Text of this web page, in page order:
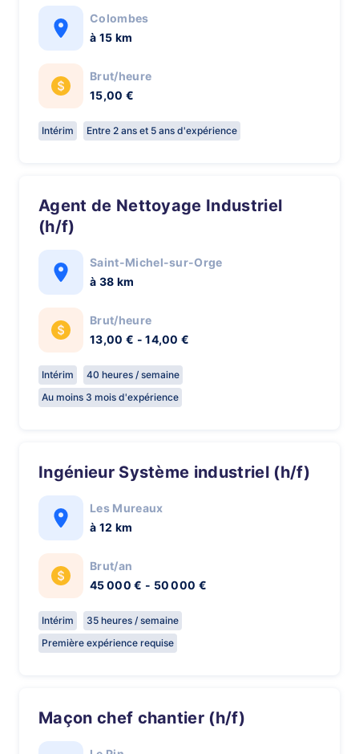
Colombes
à 15 km
Brut/heure
15,00 €
Intérim Entre 2 ans et 5 ans d'expérience
Agent de Nettoyage Industriel
(h/f)
Saint-Michel-sur-Orge
à 38 km
Brut/heure
13,00 € - 14,00 €
Intérim
40 heures / semaine
Au moins 3 mois d'expérience
Ingénieur Système industriel (h/f)
Les Mureaux
à 12 km
Brut/an
45 000 € - 50 000 €
Intérim
35 heures / semaine
Première expérience requise
Maçon chef chantier (h/f)